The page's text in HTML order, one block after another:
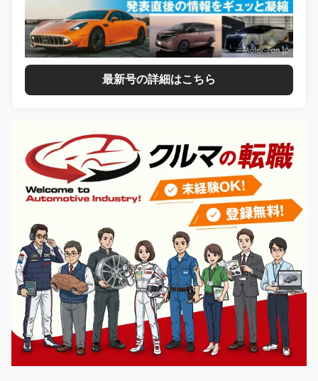
最新号の詳細はこちら